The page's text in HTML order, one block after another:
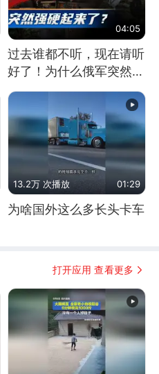
04:05
过去谁都不听，现在请听
好了！为什么俄军突然强
硬起来了？
13.2万 次播放 01:29
为啥国外这么多长头卡车
打开应用 查看更多